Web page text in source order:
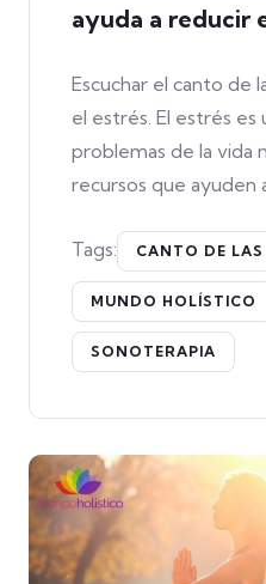
ayuda a reducir
Escuchar el canto de
el estrés. El estrés es
problemas de la vida
recursos que ayuden
Tags: CANTO DE LAS
MUNDO HOLÍSTICO
SONOTERAPIA